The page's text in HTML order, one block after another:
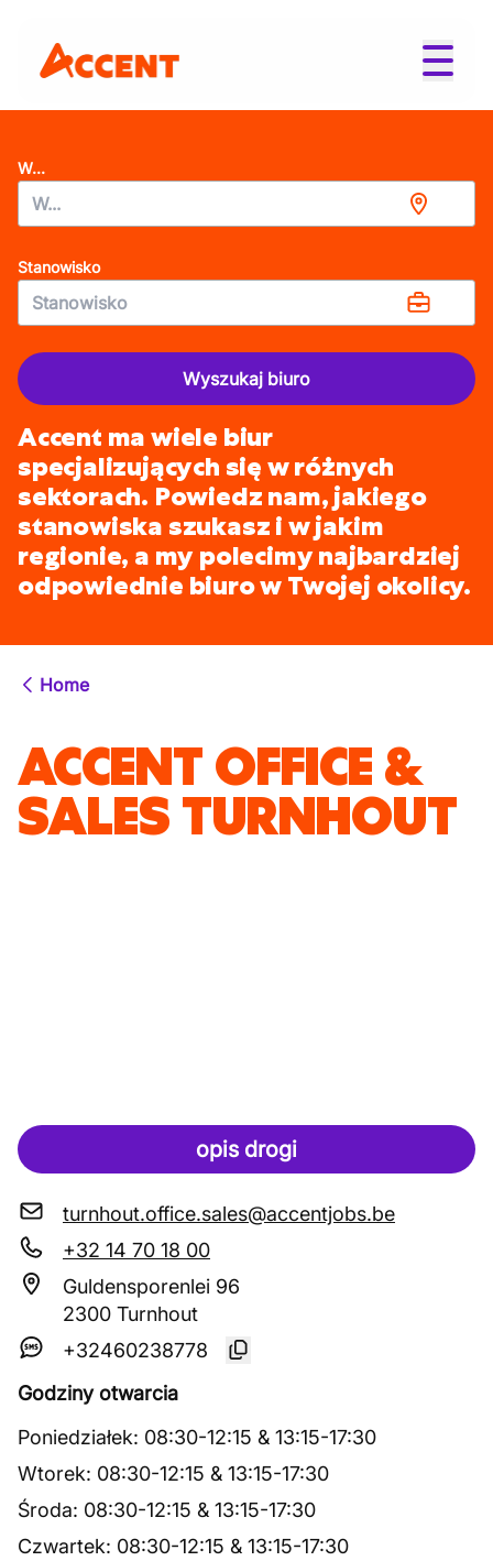
W...
Stanowisko
Wyszukaj biuro
Accent ma wiele biur
specjalizujących się w różnych
sektorach. Powiedz nam, jakiego
stanowiska szukasz i w jakim
regionie, a my polecimy najbardziej
odpowiednie biuro w Twojej okolicy.
Home
ACCENT OFFICE &
SALES TURNHOUT
opis drogi
turnhout.office.sales@accentjobs.be
+32 14 70 18 00
Guldensporenlei 96
2300 Turnhout
+32460238778
Godziny otwarcia
Poniedziałek: 08:30-12:15 & 13:15-17:30
Wtorek: 08:30-12:15 & 13:15-17:30
Środa: 08:30-12:15 & 13:15-17:30
Czwartek: 08:30-12:15 & 13:15-17:30